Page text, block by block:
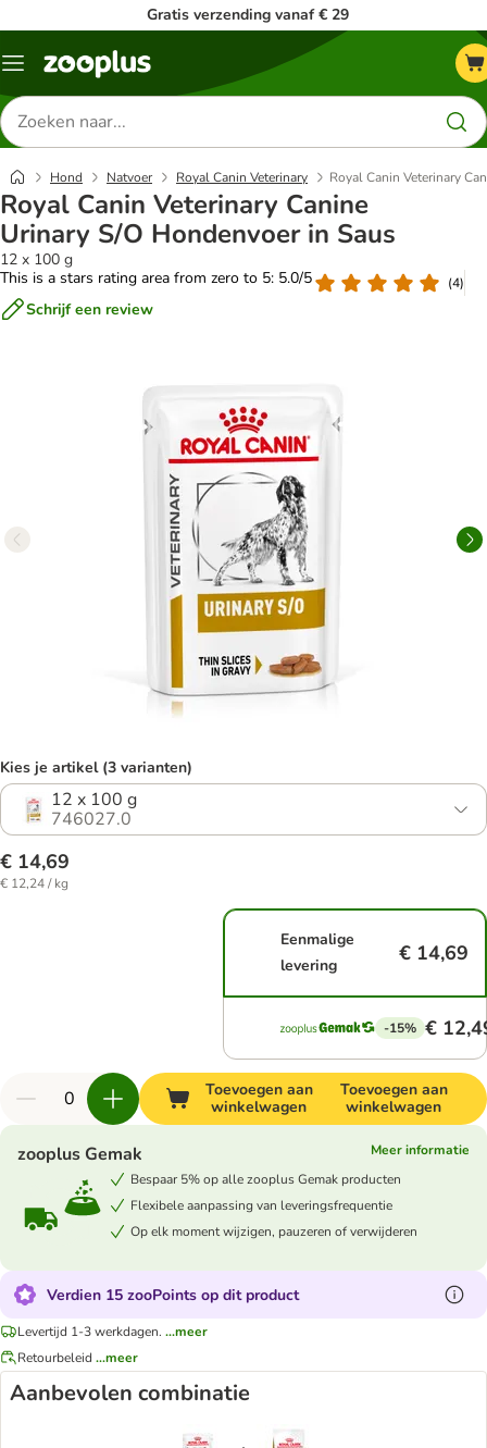
Gratis verzending vanaf € 29
Menu
Zoeken
naar
producten
Hond Natvoer Royal Canin Veterinary Royal Canin Veterinary
Royal Canin Veterinary Canine
Urinary S/O Hondenvoer in Saus
12 x 100 g
This is a stars rating area from zero to 5: 5.0/5
(4)
Schrijf een review
Kies je artikel (3 varianten)
12 x 100 g
746027.0
€ 14,69
€ 12,24 / kg
Eenmalige
levering
€ 14,69
-15% €
Toevoegen aan
winkelwagen
Toevoegen aan
winkelwagen
zooplus Gemak
Meer informatie
Bespaar 5% op alle zooplus Gemak producten
Flexibele aanpassing van leveringsfrequentie
Op elk moment wijzigen, pauzeren of verwijderen
Verdien 15 zooPoints op dit product
Levertijd 1-3 werkdagen. ...meer
Retourbeleid ...meer
Aanbevolen combinatie